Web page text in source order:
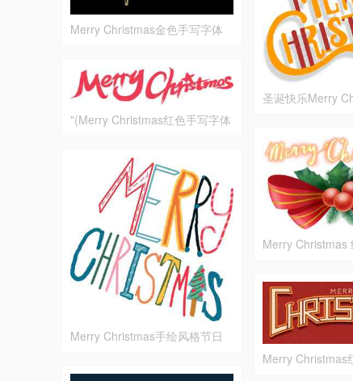
Merry Christmas金色手写字体
"(Merry Christmas红色手写字体
Merry Christmas手绘风格节日
圣诞快乐Merry
Merry Christmas
Merry Christmas